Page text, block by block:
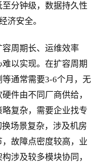
至分钟级，数据持久性
济安全。
周期长、运维效率
以实现。在扩容周期
通常需要3-6个月，无
件由不同厂商供给，
复杂，需要企业找专
场景复杂，涉及机房
故障点密度较高，业
涉及较多模块协同，